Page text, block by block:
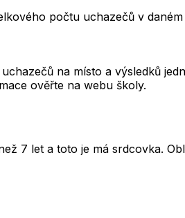
počtu uchazečů v daném
na místo a výsledků
ověřte na webu školy.
7 let a toto je má srdcovka.